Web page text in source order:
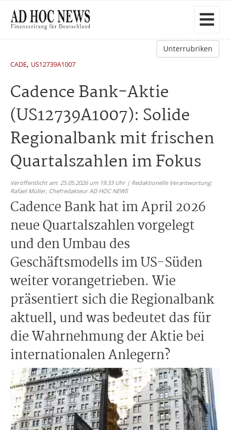
Unterrubriken
CADE, US12739A1007
Cadence Bank-Aktie
(US12739A1007): Solide
Regionalbank mit frischen
Quartalszahlen im Fokus
Veröffentlicht am: 25.05.2026 um 19:33 Uhr | Redaktionelle Verantwortung:
Rafael Müller, Chefredakteur AD HOC NEWS
Cadence Bank hat im April 2026
neue Quartalszahlen vorgelegt
und den Umbau des
Geschäftsmodells im US-Süden
weiter vorangetrieben. Wie
präsentiert sich die Regionalbank
aktuell, und was bedeutet das für
die Wahrnehmung der Aktie bei
internationalen Anlegern?